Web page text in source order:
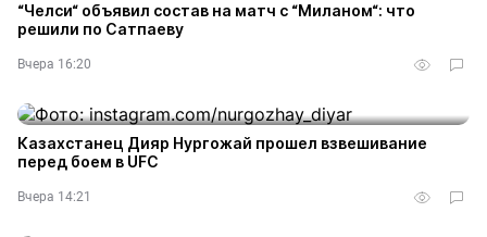
“Челси“ объявил состав на матч с “Миланом“: что
решили по Сатпаеву
Вчера 16:20
Казахстанец Дияр Нургожай прошел взвешивание
перед боем в UFC
Вчера 14:21